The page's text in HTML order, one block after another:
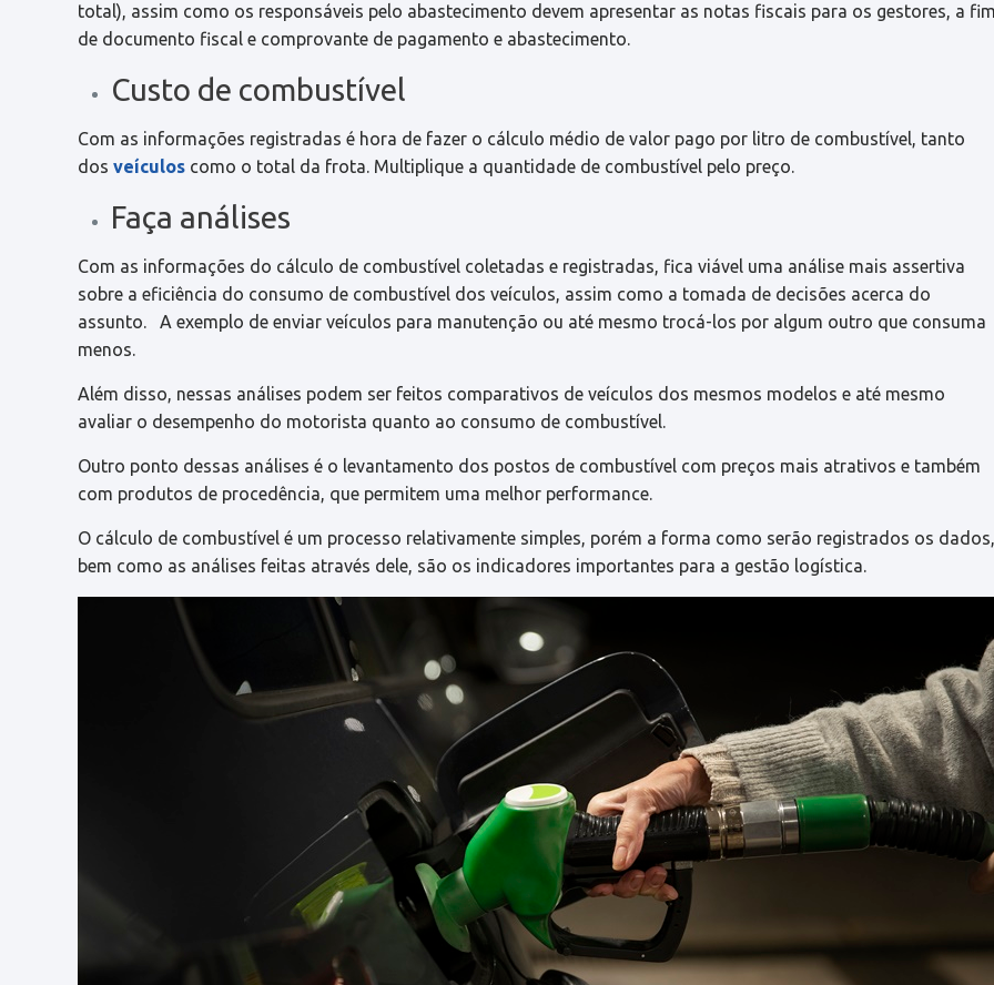
total), assim como os responsáveis pelo abastecimento devem apresentar as notas fiscais para os gestores, a
de documento fiscal e comprovante de pagamento e abastecimento.
Custo de combustível
Com as informações registradas é hora de fazer o cálculo médio de valor pago por litro de combustível, tanto
dosveículos como o total da frota. Multiplique a quantidade de combustível pelo preço.
Faça análises
Com as informações do cálculo de combustível coletadas e registradas, fica viável uma análise mais assertiva
sobre a eficiência do consumo de combustível dos veículos, assim como a tomada de decisões acerca do
assunto. A exemplo de enviar veículos para manutenção ou até mesmo trocá-los por algum outro que consuma
menos.
Além disso, nessas análises podem ser feitos comparativos de veículos dos mesmos modelos e até mesmo
avaliar o desempenho do motorista quanto ao consumo de combustível.
Outro ponto dessas análises é o levantamento dos postos de combustível com preços mais atrativos e também
com produtos de procedência, que permitem uma melhor performance.
O cálculo de combustível é um processo relativamente simples, porém a forma como serão registrados os
bem como as análises feitas através dele, são os indicadores importantes para a gestão logística.